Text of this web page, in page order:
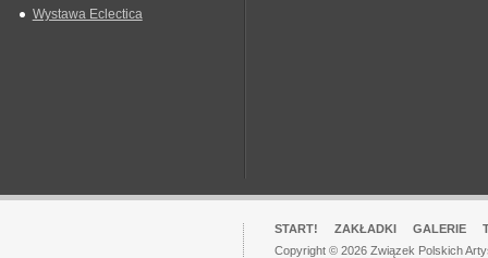
Wystawa Eclectica
START! ZAKŁADKI GALERIE
Copyright © 2026 Związek Polskich